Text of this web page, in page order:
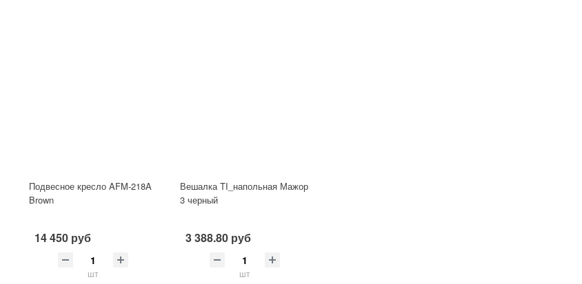
Подвесное кресло AFM-218A
Brown
14 450 руб
шт
Вешалка TI_напольная Мажор
3 черный
3 388.80 руб
шт